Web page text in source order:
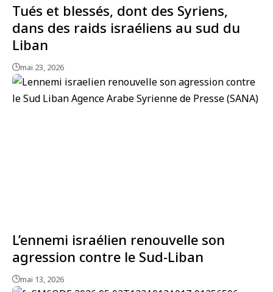
Tués et blessés, dont des Syriens,
dans des raids israéliens au sud du
Liban
mai 23, 2026
L’ennemi israélien renouvelle son
agression contre le Sud-Liban
mai 13, 2026